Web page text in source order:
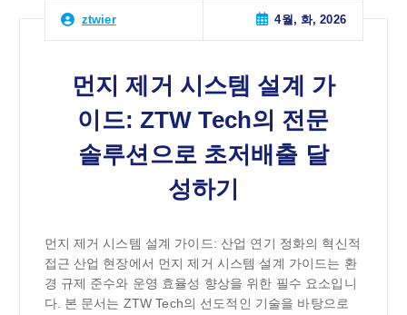
ztwier 4월, 화, 2026
먼지 제거 시스템 설계 가
이드: ZTW Tech의 전문
솔루션으로 초저배출 달
성하기
먼지 제거 시스템 설계 가이드: 산업 연기 정화의 혁신적
접근 산업 현장에서 먼지 제거 시스템 설계 가이드는 환
경 규제 준수와 운영 효율성 향상을 위한 필수 요소입니
다. 본 문서는 ZTW Tech의 선도적인 기술을 바탕으로